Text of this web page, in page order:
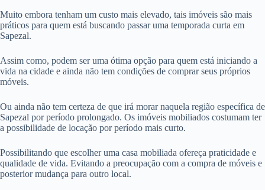
Muito embora tenham um custo mais elevado, tais imóveis são mais
práticos para quem está buscando passar uma temporada curta em
Sapezal.
Assim como, podem ser uma ótima opção para quem está iniciando a
vida na cidade e ainda não tem condições de comprar seus próprios
móveis.
Ou ainda não tem certeza de que irá morar naquela região específica de
Sapezal por período prolongado. Os imóveis mobiliados costumam ter
a possibilidade de locação por período mais curto.
Possibilitando que escolher uma casa mobiliada ofereça praticidade e
qualidade de vida. Evitando a preocupação com a compra de móveis e
posterior mudança para outro local.